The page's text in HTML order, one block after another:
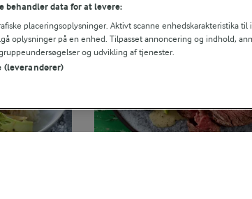
behandler data for at levere:
placeringsoplysninger. Aktivt scanne enhedskarakteristika til
oplysninger på en enhed. Tilpasset annoncering og indhold,
og udvikling af tjenester.
(leverandører)